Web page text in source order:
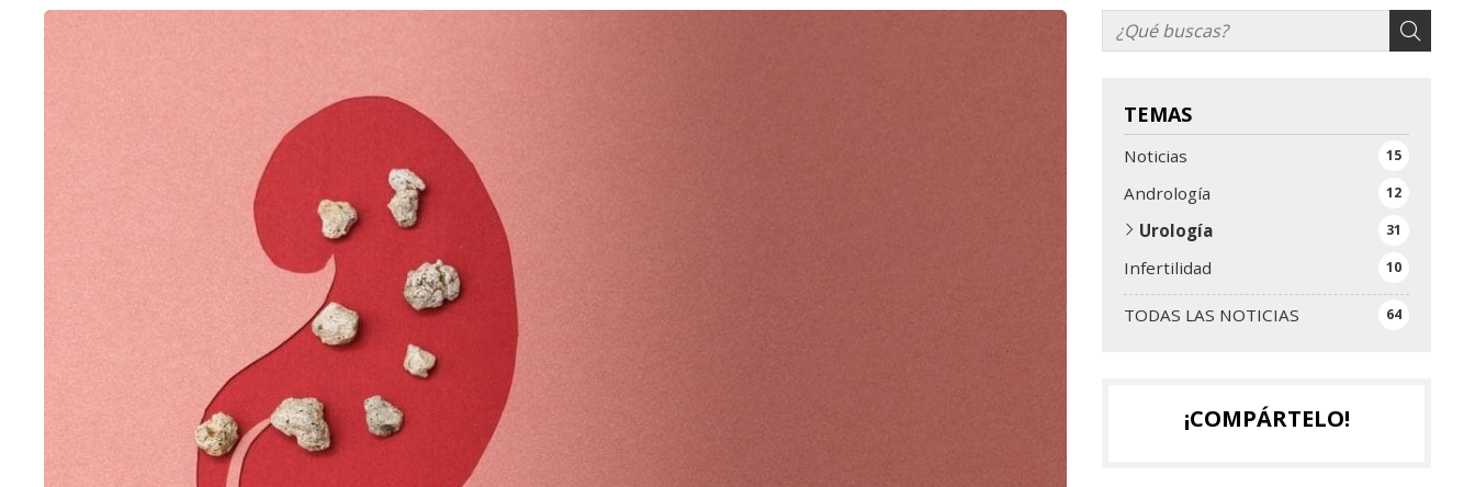
TEMAS
TODAS LAS NOTICIAS 64
Noticias 15
Andrología 12
Urología 31
Infertilidad 10
¡COMPÁRTELO!